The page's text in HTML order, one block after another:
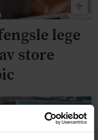
lege
store